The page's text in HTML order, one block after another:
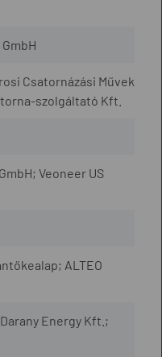
Csatornázási Művek
szolgáltató Kft.
Veoneer US
ALTEO
Energy Kft.;